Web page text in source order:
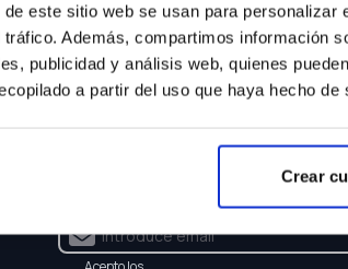
de este sitio web se usan para
Además, compartimos información
publicidad y análisis web, quienes
a partir del uso que haya hecho de
Crear
Suscríbete y recibe las últimas